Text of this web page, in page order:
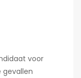
voor
gevallen